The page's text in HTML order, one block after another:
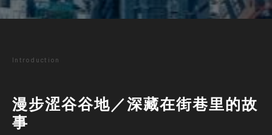
Introduction
漫步涩谷谷地／深藏在街巷里的故
事